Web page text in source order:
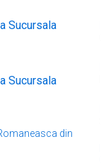
Sucursala
Sucursala
din